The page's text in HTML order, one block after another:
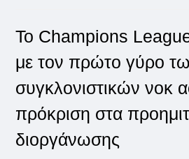
Το Champions
με τον πρώτο γύρο
συγκλονιστικών νοκ
πρόκριση στα
διοργάνωσης